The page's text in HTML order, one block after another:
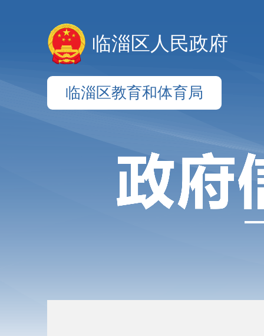
临淄区人民政府
临淄区教育和体育局